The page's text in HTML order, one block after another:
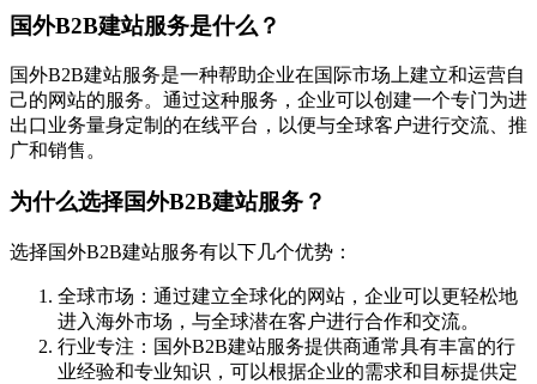
国外B2B建站服务是什么？
国外B2B建站服务是一种帮助企业在国际市场上建立和运营自
己的网站的服务。通过这种服务，企业可以创建一个专门为进
出口业务量身定制的在线平台，以便与全球客户进行交流、推
广和销售。
为什么选择国外B2B建站服务？
选择国外B2B建站服务有以下几个优势：
全球市场：通过建立全球化的网站，企业可以更轻松地
进入海外市场，与全球潜在客户进行合作和交流。
行业专注：国外B2B建站服务提供商通常具有丰富的行
业经验和专业知识，可以根据企业的需求和目标提供定